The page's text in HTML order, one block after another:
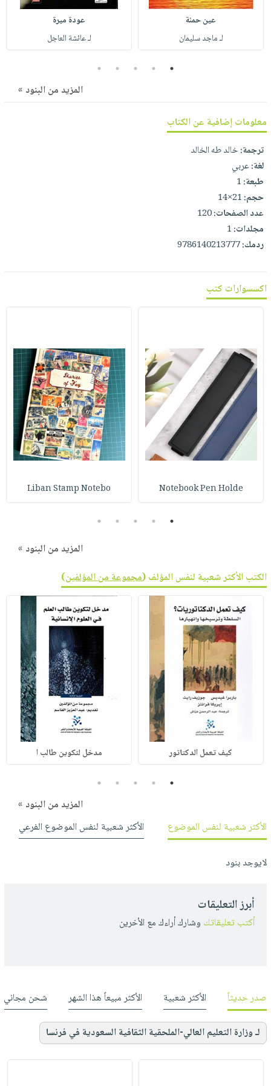
صابون
مناسبات
فيديوهات
يتكرر
انشر
كتابك
تواصل
معنا
عين حمئة
لـ ماجد سليمان
عودة ميرة
لـ عائشة العاجل
1
2
3
4
5
المزيد من البنود »
معلومات إضافية عن الكتاب
ترجمة:خالد طه الخالد
لغة:عربي
طبعة:1
حجم:21×14
عدد الصفحات:120
مجلدات:1
ردمك:9786140213777
اكسسوارات كتب
Notebook Pen Holde
Liban Stamp Notebo
1
2
3
4
5
المزيد من البنود »
الكتب الأكثر شعبية لنفس المؤلف (مجموعة من المؤلفين)
كيف تعمل الدكتاتور مدخل لتكوين طالب ا
1
2
3
4
5
المزيد من البنود »
الأكثر شعبية لنفس الموضوع
الأكثر شعبية لنفس الموضوع الفرعي
لايوجد بنود
أبرز التعليقات
أكتب تعليقاتك وشارك أراءك مع الأخرين
صدر حديثاً الأكثر شعبية الأكثر مبيعاً هذا الشهر شحن مجاني
لـ وزارة التعليم العالي-الملحقية الثقافية السعودية في فرنسا